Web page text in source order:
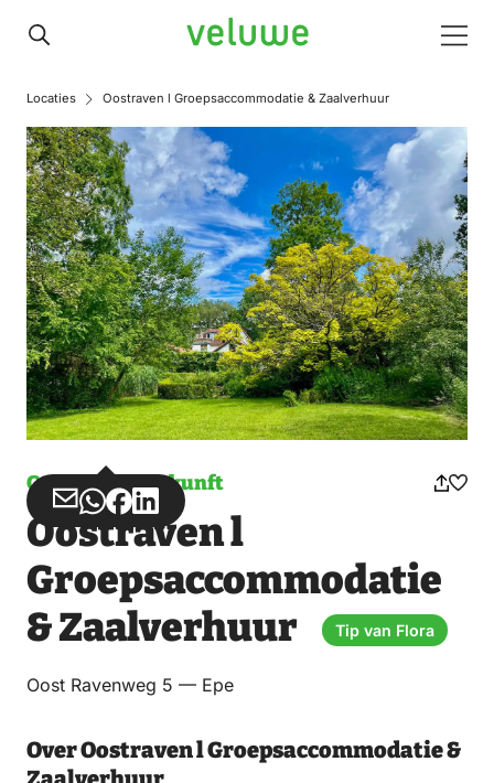
Veluwe
Locaties Oostraven l Groepsaccommodatie & Zaalverhuur
Gruppenunterkunft
Teilen
über
Teilen
über
Teilen
auf
Teilen
auf
Oostraven l
Groepsaccommodatie
& Zaalverhuur
Tip van Flora
Oost Ravenweg 5 — Epe
Over Oostraven l Groepsaccommodatie &